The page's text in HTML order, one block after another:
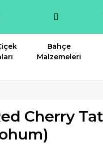
Bahçe
Malzemeleri
Cherry